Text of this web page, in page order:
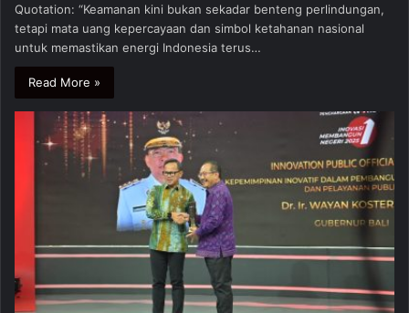
Quotation: “Keamanan kini bukan sekadar benteng perlindungan,
tetapi mata uang kepercayaan dan simbol ketahanan nasional
untuk memastikan energi Indonesia terus…
Read More »